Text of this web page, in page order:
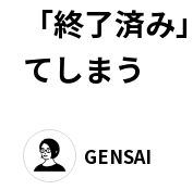
イベン
「終了済
てしまう
GENSAI